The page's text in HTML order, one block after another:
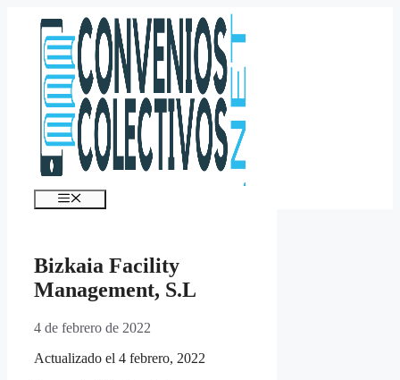
contenido
Menú
Bizkaia Facility
Management, S.L
4 de febrero de 2022
Actualizado el 4 febrero, 2022